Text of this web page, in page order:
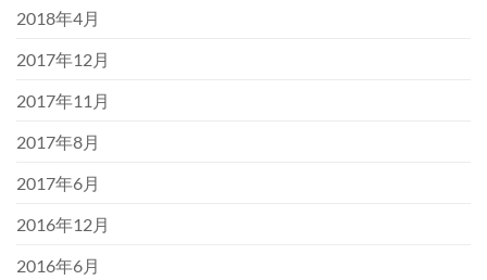
2018年4月
2017年12月
2017年11月
2017年8月
2017年6月
2016年12月
2016年6月